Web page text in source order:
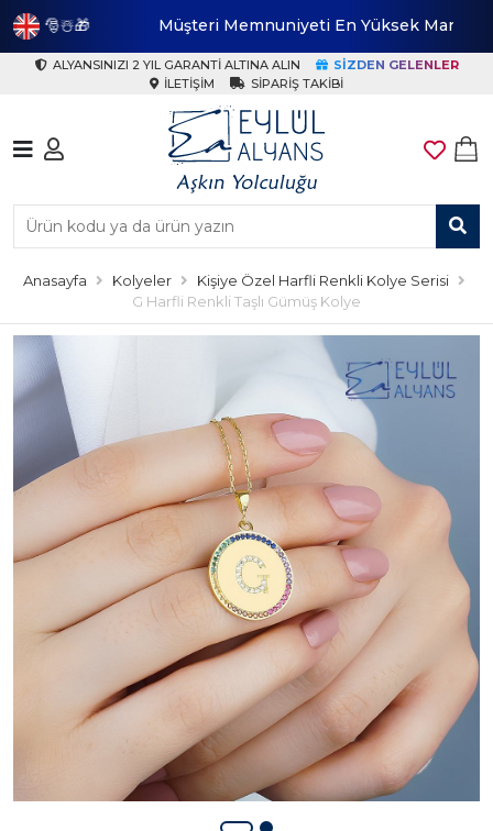
Müşteri Memnuniyeti En Yüksek Marka
ALYANSINIZI 2 YIL GARANTI ALTINA ALIN
SIZDEN GELENLER
İLETIŞIM
SIPARIŞ TAKIBI
Anasayfa Kolyeler
Kişiye Özel Harfli Renkli Kolye Serisi
G Harfli Renkli Taşlı Gümüş Kolye